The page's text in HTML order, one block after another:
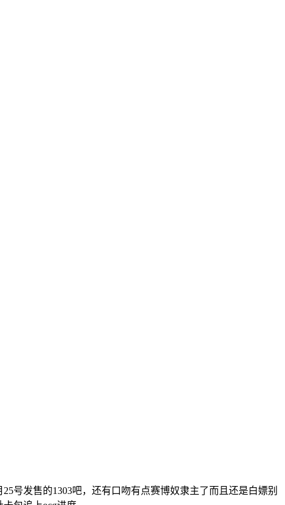
号发售的1303吧，还有口吻有点赛博奴隶主了而且还是白嫖别